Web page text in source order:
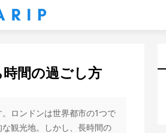
時間の過ごし方
ロンドンは世界都市の1つで
観光地。しかし、長時間の